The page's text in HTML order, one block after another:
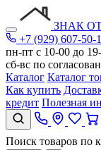
ЗНАК
+7 (929) 607-50-
пн-пт с 10-00 до
сб-вс по
Каталог Каталог
Как купить
кредит Полезная
Поиск товаров по